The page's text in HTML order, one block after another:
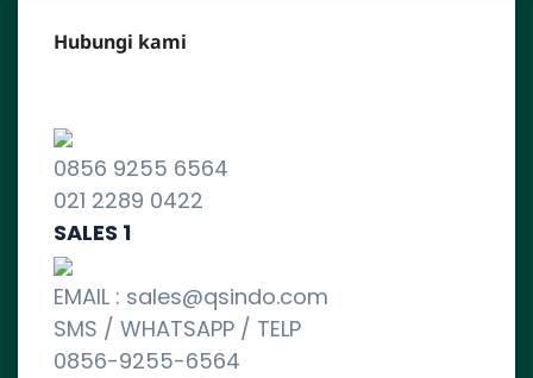
Hubungi kami
0856 9255 6564
021 2289 0422
SALES 1
EMAIL : sales@qsindo.com
SMS / WHATSAPP / TELP
0856-9255-6564